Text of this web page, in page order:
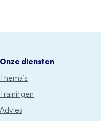
Onze diensten
Thema’s
Trainingen
Advies